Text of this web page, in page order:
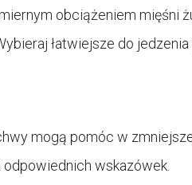
obciążeniem mięśni
łatwiejsze do jedzenia
mogą pomóc w
wskazówek.